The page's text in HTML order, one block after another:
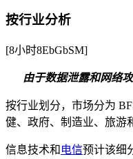
按行业分析
[8小时8EbGbSM]
由于数据泄露和网络
按行业划分，市场分为
健、政府、制造业、旅游
信息技术和 电信预计该细